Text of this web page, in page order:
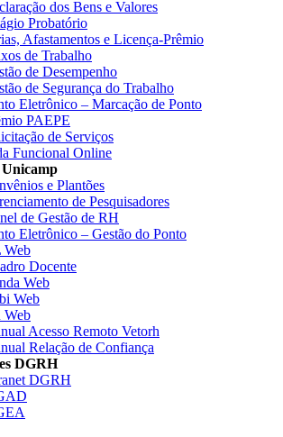
dos Bens e Valores
Probatório
Afastamentos e Licença-Prêmio
de Trabalho
de Desempenho
de Segurança do Trabalho
Eletrônico – Marcação de Ponto
PAEPE
de Serviços
Funcional Online
Unicamp
e Plantões
de Pesquisadores
de Gestão de RH
Eletrônico – Gestão do Ponto
Web
Docente
Web
Web
Web
Acesso Remoto Vetorh
Relação de Confiança
DGRH
DGRH